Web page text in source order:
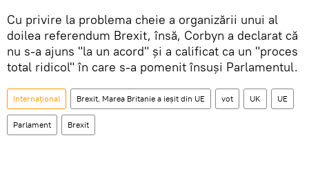
​Cu privire la problema cheie a organizării unui al
doilea referendum Brexit, însă, Corbyn a declarat că
nu s-a ajuns "la un acord" și a calificat ca un "proces
total ridicol" în care s-a pomenit însuşi Parlamentul.
Internaţional Brexit. Marea Britanie a ieșit din UE vot UK UE
Parlament Brexit